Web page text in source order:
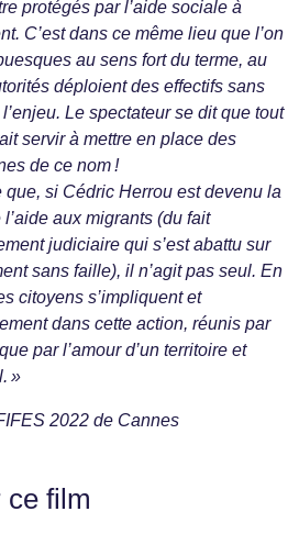
protégés par l’aide sociale à
C’est dans ce même lieu que l’on
au sens fort du terme, au
déploient des effectifs sans
Le spectateur se dit que tout
servir à mettre en place des
de ce nom !
si Cédric Herrou est devenu la
aux migrants (du fait
judiciaire qui s’est abattu sur
sans faille), il n’agit pas seul. En
citoyens s’impliquent et
dans cette action, réunis par
par l’amour d’un territoire et
»
2022 de Cannes
ce film